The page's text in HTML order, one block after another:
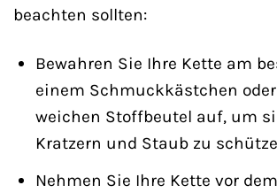
beachten sollten:
Bewahren Sie Ihre Kette am
einem Schmuckkästchen
weichen Stoffbeutel auf, um
Kratzern und Staub zu
Nehmen Sie Ihre Kette vor